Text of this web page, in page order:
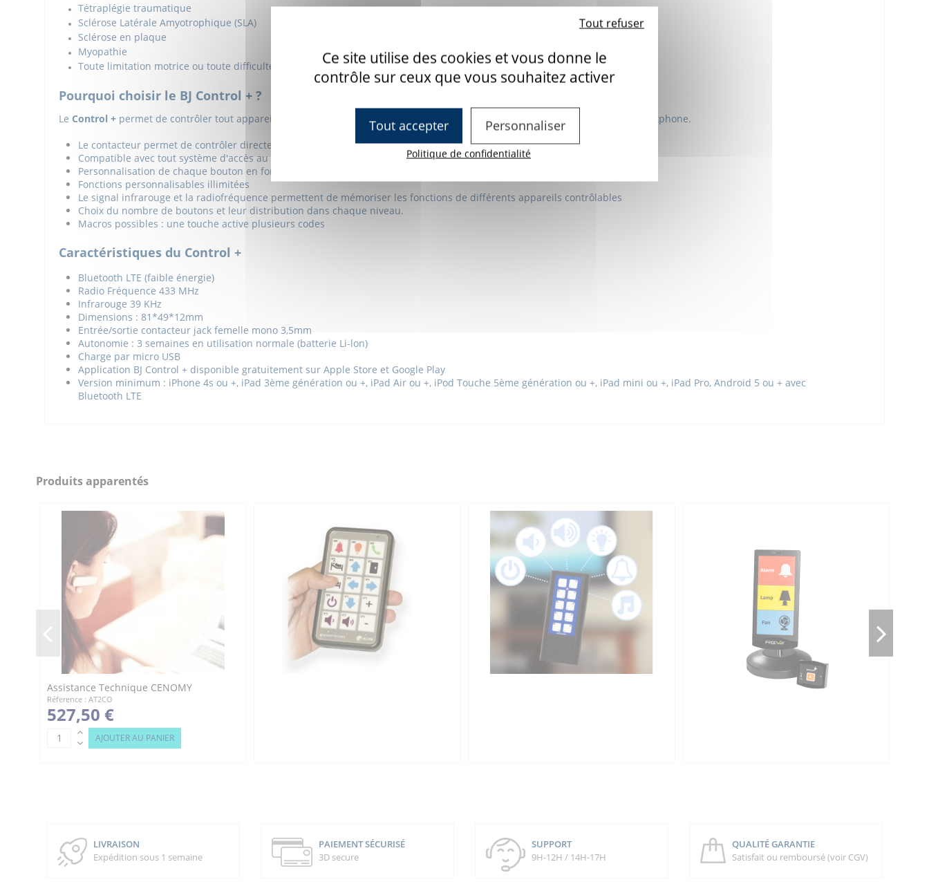
Tétraplégie traumatique
Sclérose Latérale Amyotrophique (SLA)
Sclérose en plaque
Myopathie
Toute limitation motrice ou toute difficulté ne permettant pas l'usage d'une télécommande traditionnelle
Pourquoi choisir le BJ Control + ?
Le Control + permet de contrôler tout appareil dans votre maison à partir de votre tablette Android ou iPadOS, ou de votre Smartphone.
Le contacteur permet de contrôler directement un appareil lorsque la tablette ou le Smartphone sont éteints
Compatible avec tout système d'accès au Smartphone / Tablette (tactile, souris, contacteur, etc...)
Personnalisation de chaque bouton en fonction des exigences
Fonctions personnalisables illimitées
Le signal infrarouge et la radiofréquence permettent de mémoriser les fonctions de différents appareils contrôlables
Choix du nombre de boutons et leur distribution dans chaque niveau.
Macros possibles : une touche active plusieurs codes
Caractéristiques du Control +
Bluetooth LTE (faible énergie)
Radio Fréquence 433 MHz
Infrarouge 39 KHz
Dimensions : 81*49*12mm
Entrée/sortie contacteur jack femelle mono 3,5mm
Autonomie : 3 semaines en utilisation normale (batterie Li-lon)
Charge par micro USB
Application BJ Control + disponible gratuitement sur Apple Store et Google Play
Version minimum : iPhone 4s ou +, iPad 3ème génération ou +, iPad Air ou +, iPod Touche 5ème génération ou +, iPad mini ou +, iPad Pro, Android 5 ou + avec
Bluetooth LTE
Signal
Dimensions (mm)
81*49*12mm
Référence 7BJ31
Control + - Manuel ANG
BJ Control + - Notice FR
Télécharger (727.88k)
Contrôle d'environnement QINERA
Télécharger (249.83k)
Control + - Fiche produit
Télécharger (284.41k)
Produits apparentés
Assistance Technique CENOMY
Réference : AT2CO
527,50 €
AJOUTER AU PANIER
LIVRAISON
Expédition sous 1 semaine
PAIEMENT SÉCURISÉ
3D secure
SUPPORT
9H-12H / 14H-17H
QUALITÉ GARANTIE
Satisfait ou remboursé (voir CGV)
Ce site utilise des cookies et vous donne le
contrôle sur ceux que vous souhaitez activer
Tout accepter
Tout refuser
Personnaliser
Politique de confidentialité